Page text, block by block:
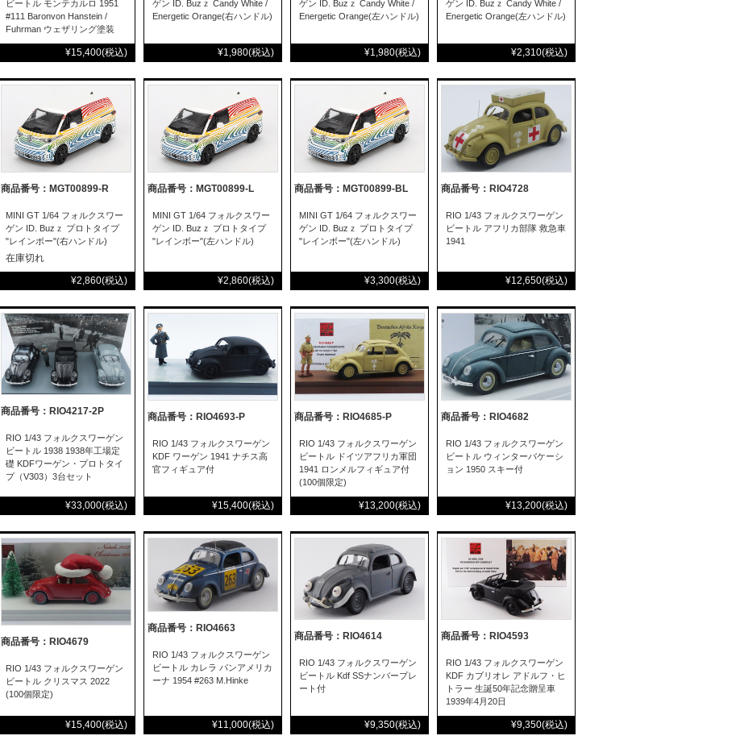
ビートル モンテカルロ 1951
#111 Baronvon Hanstein /
Fuhrman ウェザリング塗装
¥15,400(税込)
ゲン ID. Buzｚ Candy White /
Energetic Orange(右ハンドル)
¥1,980(税込)
ゲン ID. Buzｚ Candy White /
Energetic Orange(左ハンドル)
¥1,980(税込)
ゲン ID. Buzｚ Candy White /
Energetic Orange(左ハンドル)
¥2,310(税込)
商品番号：MGT00899-R
MINI GT 1/64 フォルクスワー
ゲン ID. Buzｚ プロトタイプ
"レインボー"(右ハンドル)
¥2,860(税込)
在庫切れ
商品番号：MGT00899-L
MINI GT 1/64 フォルクスワー
ゲン ID. Buzｚ プロトタイプ
"レインボー"(左ハンドル)
¥2,860(税込)
商品番号：MGT00899-BL
MINI GT 1/64 フォルクスワー
ゲン ID. Buzｚ プロトタイプ
"レインボー"(左ハンドル)
¥3,300(税込)
商品番号：RIO4728
RIO 1/43 フォルクスワーゲン
ビートル アフリカ部隊 救急車
1941
¥12,650(税込)
商品番号：RIO4217-2P
RIO 1/43 フォルクスワーゲン
ビートル 1938 1938年工場定
礎 KDFワーゲン・プロトタイ
プ（V303）3台セット
¥33,000(税込)
商品番号：RIO4693-P
RIO 1/43 フォルクスワーゲン
KDF ワーゲン 1941 ナチス高
官フィギュア付
¥15,400(税込)
商品番号：RIO4685-P
RIO 1/43 フォルクスワーゲン
ビートル ドイツアフリカ軍団
1941 ロンメルフィギュア付
(100個限定)
¥13,200(税込)
商品番号：RIO4682
RIO 1/43 フォルクスワーゲン
ビートル ウィンターバケーシ
ョン 1950 スキー付
¥13,200(税込)
商品番号：RIO4679
RIO 1/43 フォルクスワーゲン
ビートル クリスマス 2022
(100個限定)
¥15,400(税込)
商品番号：RIO4663
RIO 1/43 フォルクスワーゲン
ビートル カレラ パンアメリカ
ーナ 1954 #263 M.Hinke
¥11,000(税込)
商品番号：RIO4614
RIO 1/43 フォルクスワーゲン
ビートル Kdf SSナンバープレ
ート付
¥9,350(税込)
商品番号：RIO4593
RIO 1/43 フォルクスワーゲン
KDF カブリオレ アドルフ・ヒ
トラー 生誕50年記念贈呈車
1939年4月20日
¥9,350(税込)